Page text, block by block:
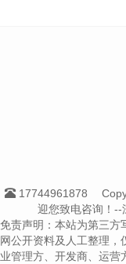
17744961878
迎您致电咨询！--
免责声明：本站为第三方
网公开资料及人工整理，
业管理方、开发商、运营